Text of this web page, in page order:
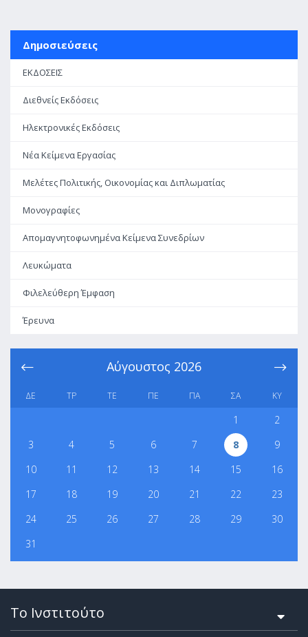
Δημοσιεύσεις
ΕΚΔΟΣΕΙΣ
Διεθνείς Εκδόσεις
Ηλεκτρονικές Εκδόσεις
Νέα Κείμενα Εργασίας
Μελέτες Πολιτικής, Οικονομίας και Διπλωματίας
Μονογραφίες
Απομαγνητοφωνημένα Κείμενα Συνεδρίων
Λευκώματα
Φιλελεύθερη Έμφαση
Έρευνα
Αύγουστος 2026
ΔΕ ΤΡ ΤΕ ΠΕ ΠΑ ΣΑ ΚΥ
1
2
3
4 5 6 7 8
9
10
11 12 13 14 15
16
17
18 19 20 21 22
23
24
25 26 27 28 29
30
31
Το Ινστιτούτο